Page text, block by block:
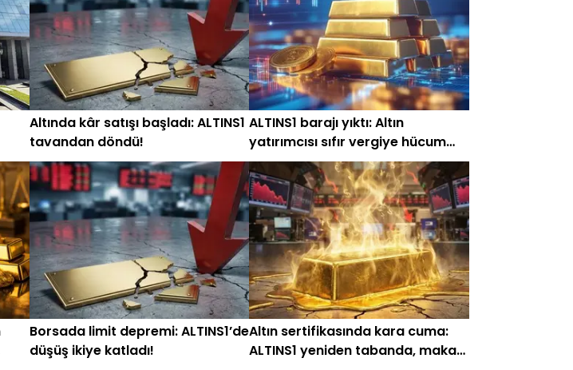
Altında kâr satışı başladı: ALTINS1
tavandan döndü!
ALTINS1 barajı yıktı: Altın
yatırımcısı sıfır vergiye hücum
etti! Stopaj, kuyruk yok; tavan
var
Borsada limit depremi: ALTINS1’de
düşüş ikiye katladı!
Altın sertifikasında kara cuma:
ALTINS1 yeniden tabanda, makas